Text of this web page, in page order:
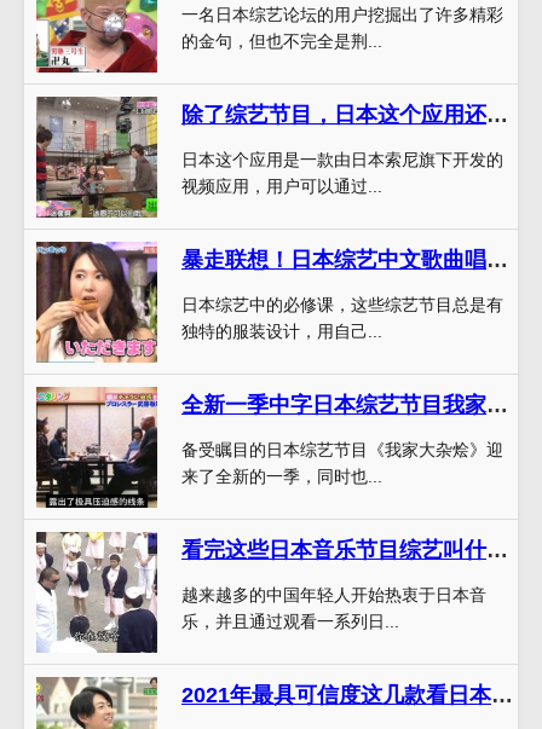
一名日本综艺论坛的用户挖掘出了许多精彩
的金句，但也不完全是荆...
除了综艺节目，日本这个应用还有哪些小众功能？快来下载体验吧
日本这个应用是一款由日本索尼旗下开发的
视频应用，用户可以通过...
暴走联想！日本综艺中文歌曲唱跨界节目大比拼
日本综艺中的必修课，这些综艺节目总是有
独特的服装设计，用自己...
全新一季中字日本综艺节目我家大杂烩又来啦
备受瞩目的日本综艺节目《我家大杂烩》迎
来了全新的一季，同时也...
看完这些日本音乐节目综艺叫什么，你会爱上这些日本歌曲
越来越多的中国年轻人开始热衷于日本音
乐，并且通过观看一系列日...
2021年最具可信度这几款看日本综艺节目的软件有哪些，给你高清畅快的观影体验